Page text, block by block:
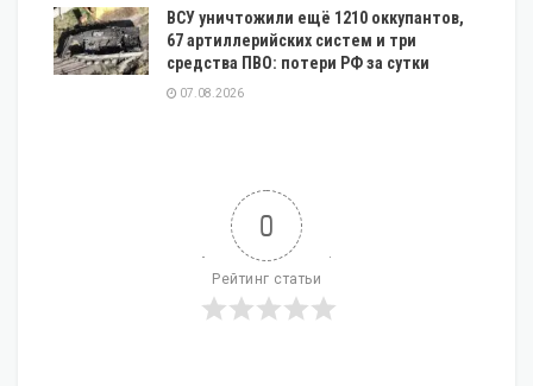
ВСУ уничтожили ещё 1210 оккупантов,
67 артиллерийских систем и три
средства ПВО: потери РФ за сутки
07.08.2026
0
Рейтинг статьи